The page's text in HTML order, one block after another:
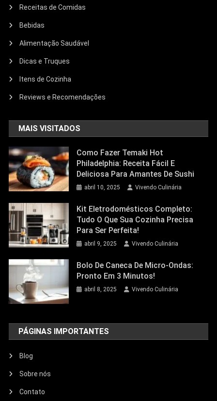
Receitas de Comidas
Bebidas
Alimentação Saudável
Dicas e Truques
Itens de Cozinha
Reviews e Recomendações
MAIS VISITADOS
Como Fazer Temaki Hot
Philadelphia: Receita Fácil E
Deliciosa Para Amantes De Sushi
abril 10, 2025 Vivendo Culinária
Kit Eletrodomésticos Completo:
Tudo O Que Sua Cozinha Precisa
Para Ser Perfeita!
abril 9, 2025 Vivendo Culinária
Bolo De Caneca De Micro-Ondas:
Pronto Em 3 Minutos!
abril 8, 2025 Vivendo Culinária
PÁGINAS IMPORTANTES
Blog
Sobre nós
Contato